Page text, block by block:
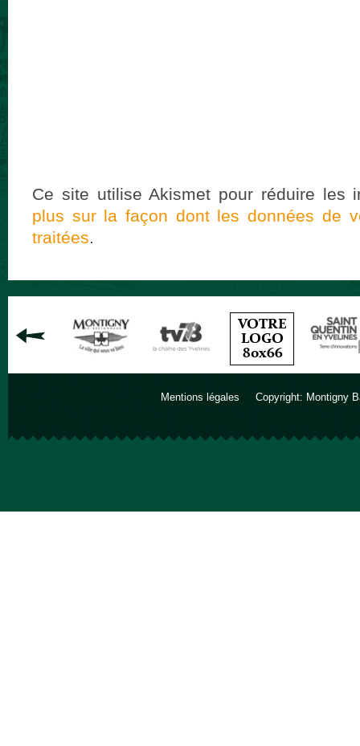
Ce site utilise Akismet pour réduire les
plus sur la façon dont les données de
traitées.
Mentions légales Copyright: Montigny